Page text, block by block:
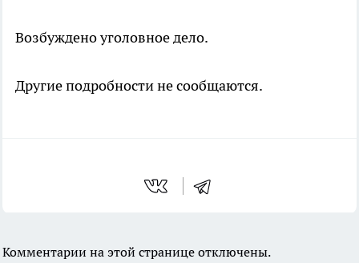
Возбуждено уголовное дело.
Другие подробности не сообщаются.
Комментарии на этой странице отключены.